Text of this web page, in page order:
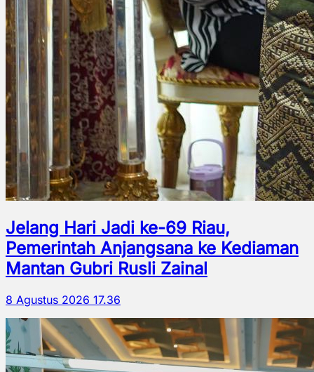
Jelang Hari Jadi ke-69 Riau,
Pemerintah Anjangsana ke Kediaman
Mantan Gubri Rusli Zainal
8 Agustus 2026 17.36